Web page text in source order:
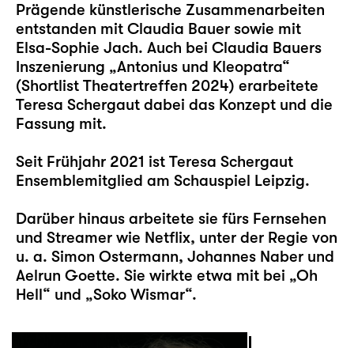
Prägende künstlerische Zusammenarbeiten
entstanden mit Claudia Bauer sowie mit
Elsa-Sophie Jach. Auch bei Claudia Bauers
Inszenierung „Antonius und Kleopatra“
(Shortlist Theatertreffen 2024) erarbeitete
Teresa Schergaut dabei das Konzept und die
Fassung mit.
Seit Frühjahr 2021 ist Teresa Schergaut
Ensemblemitglied am Schauspiel Leipzig.
Darüber hinaus arbeitete sie fürs Fernsehen
und Streamer wie Netflix, unter der Regie von
u. a. Simon Ostermann, Johannes Naber und
Aelrun Goette. Sie wirkte etwa mit bei „Oh
Hell“ und „Soko Wismar“.